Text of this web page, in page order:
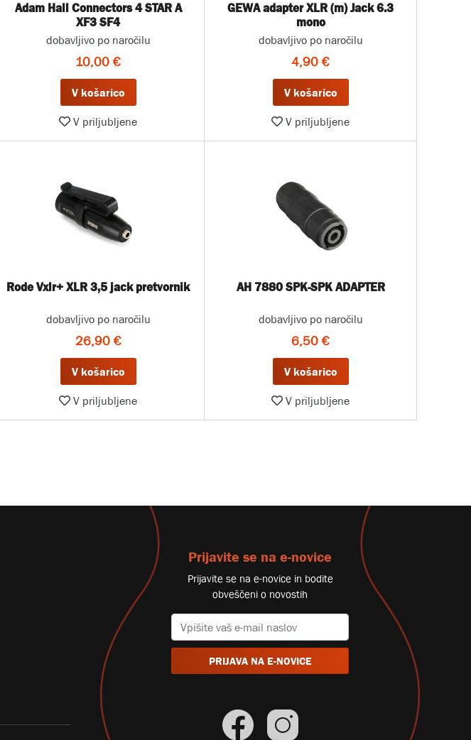
Adam Hall Connectors 4 STAR A
XF3 SF4
dobavljivo po naročilu
10,00 €
V košarico
V priljubljene
GEWA adapter XLR (m) Jack 6.3
mono
dobavljivo po naročilu
4,90 €
V košarico
V priljubljene
Rode Vxlr+ XLR 3,5 jack pretvornik
dobavljivo po naročilu
26,90 €
V košarico
V priljubljene
AH 7880 SPK-SPK ADAPTER
dobavljivo po naročilu
6,50 €
V košarico
V priljubljene
Prijavite se na e-novice
Prijavite se na e-novice in bodite
obveščeni o novostih
PRIJAVA NA E-NOVICE